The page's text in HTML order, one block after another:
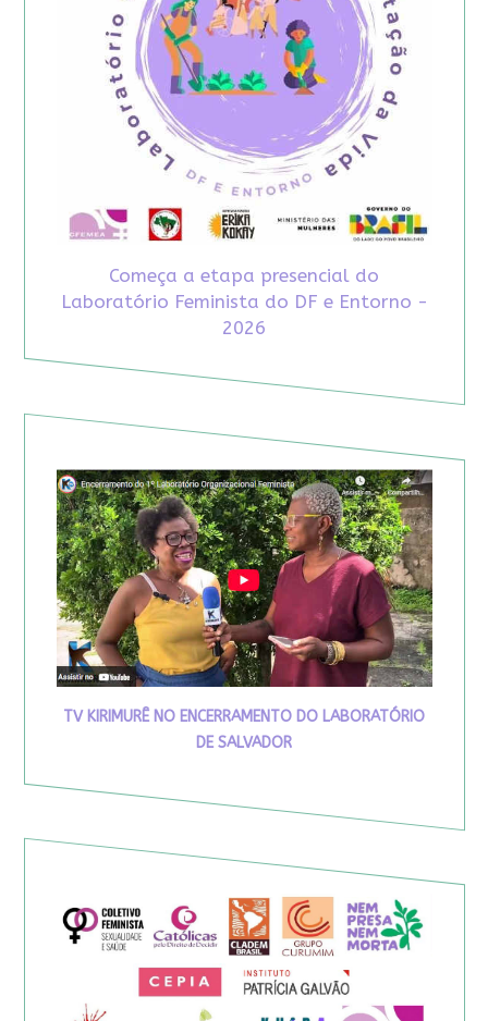
Começa a etapa presencial do
Laboratório Feminista do DF e Entorno -
2026
TV KIRIMURÊ NO ENCERRAMENTO DO LABORATÓRIO
DE SALVADOR